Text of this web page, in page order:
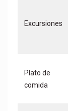
Excursiones
Plato de
comida